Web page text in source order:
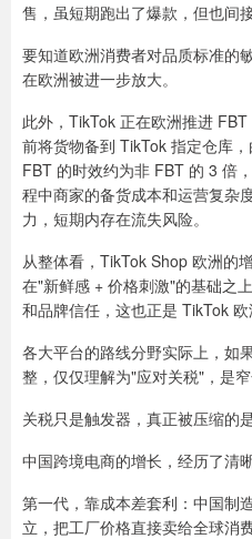
售，虽短期跑出了爆款，但也间
要知道欧洲消费者对品质标准的
在欧洲被进一步放大。
此外，TikTok 正在欧洲推进
前将货物备到 TikTok 指定仓库
FBT 的时效约为非 FBT 的 3 倍
程中商家的备货成本和运营复杂
力，短期内存在流失风险。
从整体看，TikTok Shop 欧洲的
在"新鲜感 + 价格刺激"的基础之
和品牌信任，这也正是 TikTok
各大平台的路线分野实际上，如
整，仅仅理解为"应对关税"，是窄
关税只是触发器，真正被压缩的
中国跨境电商的增长，经历了清
第一代，靠成本差套利：中国制
立，把工厂价格直接卖给全球消费